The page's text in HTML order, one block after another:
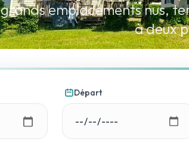
grands emplacements nus,
à deux
Départ